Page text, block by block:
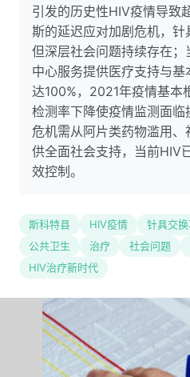
引发的历史性HIV疫情导致
斯的延迟应对加剧危机，
但深层社会问题持续存在
中心服务提供医疗支持与
达100%，2021年疫情基本
检测率下降使疫情监测面
危机需从阿片类药物滥用
供全面社会支持，当前HIV
效控制。
斯科特县 HIV疫情 针具交换
公共卫生
治疗 社会问题
HIV治疗新时代